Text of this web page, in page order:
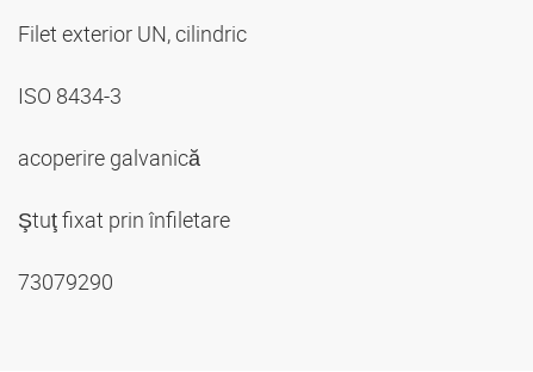
Filet exterior UN, cilindric
ISO 8434-3
acoperire galvanică
Ştuţ fixat prin înfiletare
73079290